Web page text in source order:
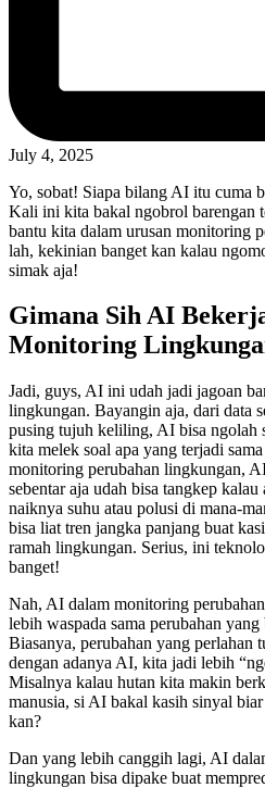
July 4, 2025
Yo, sobat! Siapa bilang AI itu cuma
Kali ini kita bakal ngobrol barengan
bantu kita dalam urusan monitoring
lah, kekinian banget kan kalau
simak aja!
Gimana Sih AI
Monitoring
Jadi, guys, AI ini udah jadi jagoan
lingkungan. Bayangin aja, dari data
pusing tujuh keliling, AI bisa ngolah
kita melek soal apa yang terjadi
monitoring perubahan lingkungan,
sebentar aja udah bisa tangkep
naiknya suhu atau polusi di mana-
bisa liat tren jangka panjang buat
ramah lingkungan. Serius, ini
banget!
Nah, AI dalam monitoring
lebih waspada sama perubahan
Biasanya, perubahan yang perlahan
dengan adanya AI, kita jadi lebih
Misalnya kalau hutan kita makin
manusia, si AI bakal kasih sinyal
kan?
Dan yang lebih canggih lagi, AI
lingkungan bisa dipake buat